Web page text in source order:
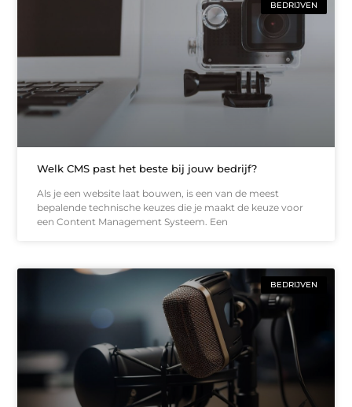
BEDRIJVEN
Welk CMS past het beste bij jouw bedrijf?
Als je een website laat bouwen, is een van de meest
bepalende technische keuzes die je maakt de keuze voor
een Content Management Systeem. Een
BEDRIJVEN